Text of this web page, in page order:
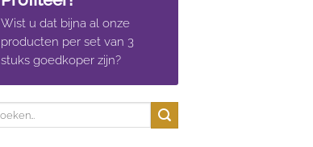
Wist u dat bijna al onze
producten per set van 3
stuks goedkoper zijn?